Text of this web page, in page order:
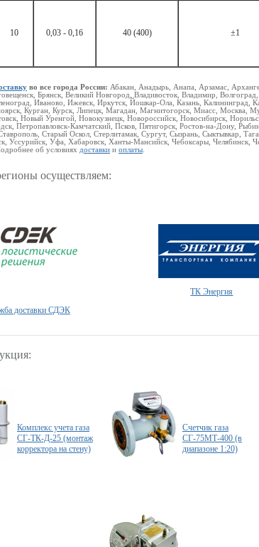
10
0,03 - 0,16 40 (400) ±1
во все города России: Абакан, Анадырь, Анапа, Арзамас,
Брянск, Великий Новгород, Владивосток, Владимир,
Иваново, Ижевск, Иркутск, Йошкар-Ола, Казань, Калининград,
Курган, Курск, Липецк, Магадан, Магнитогорск, Миасс,
Новый Уренгой, Новокузнецк, Новороссийск, Новосибирск,
Петропавловск-Камчатский, Псков, Пятигорск, Ростов-на-Дону,
Старый Оскол, Стерлитамак, Сургут, Сызрань, Сыктывкар,
Уссурийск, Уфа, Хабаровск, Ханты-Мансийск, Чебоксары, Челябинск,
об условиях доставки и оплаты
осуществляем:
доставки СДЭК
ТК Энергия
Комплекс учета газа
СГ-ТК-Д-25 (монтаж
корректора на стену)
Счетчик газа
СГ-75МТ-400 (в
диапазоне 1:20)